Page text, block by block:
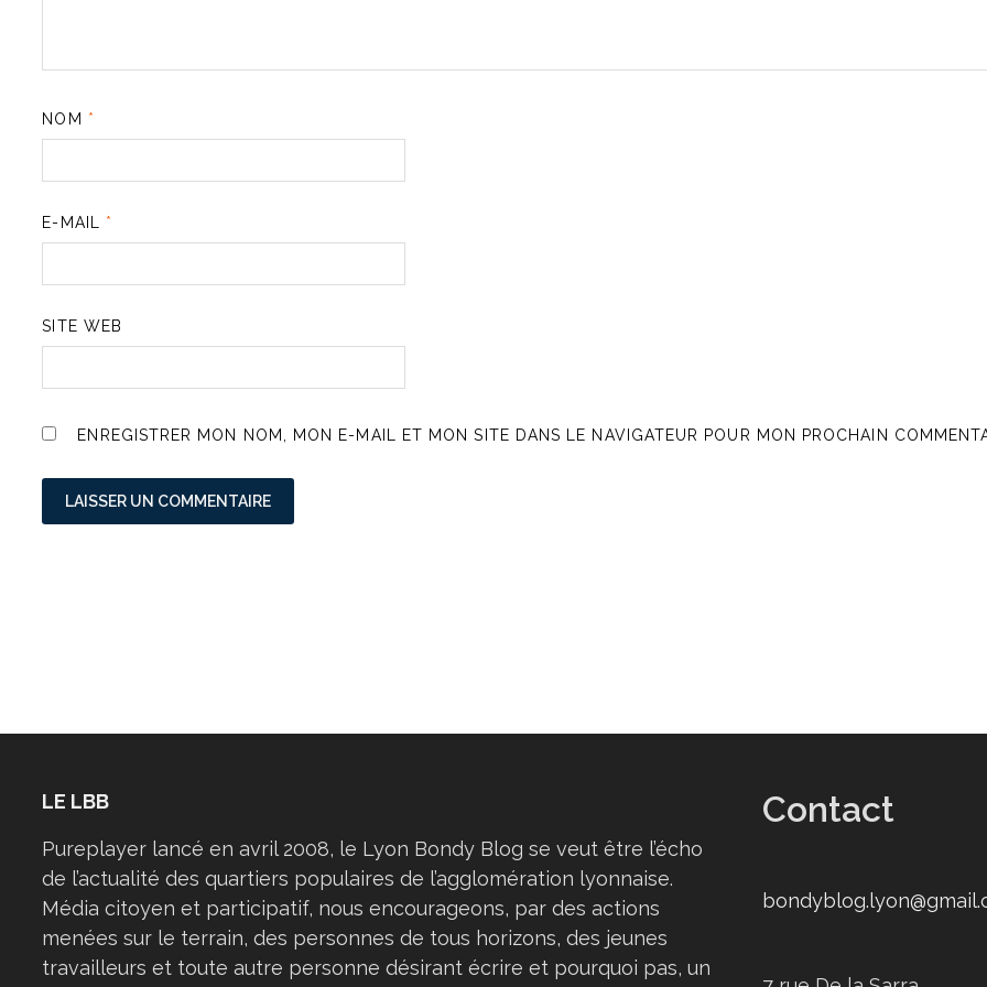
NOM *
E-MAIL *
SITE WEB
ENREGISTRER MON NOM, MON E-MAIL ET MON SITE DANS LE NAVIGATEUR POUR MON PROCHAIN
LE LBB
Pureplayer lancé en avril 2008, le Lyon Bondy Blog se veut être l’écho
de l’actualité des quartiers populaires de l’agglomération lyonnaise.
Média citoyen et participatif, nous encourageons, par des actions
menées sur le terrain, des personnes de tous horizons, des jeunes
travailleurs et toute autre personne désirant écrire et pourquoi pas, un
Contact